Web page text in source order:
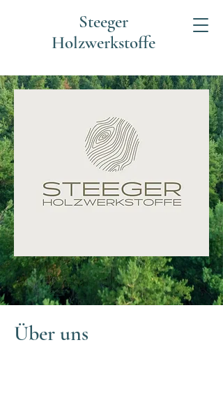
Steeger
Holzwerkstoffe
Über uns